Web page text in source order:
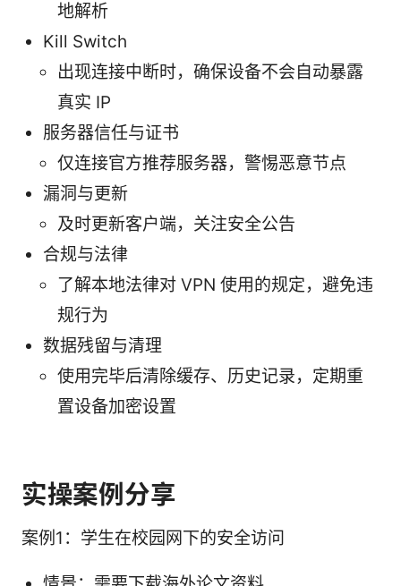
地解析
Kill Switch
出现连接中断时，确保设备不会自动暴露
真实 IP
服务器信任与证书
仅连接官方推荐服务器，警惕恶意节点
漏洞与更新
及时更新客户端，关注安全公告
合规与法律
了解本地法律对 VPN 使用的规定，避免违
规行为
数据残留与清理
使用完毕后清除缓存、历史记录，定期重
置设备加密设置
实操案例分享
案例1：学生在校园网下的安全访问